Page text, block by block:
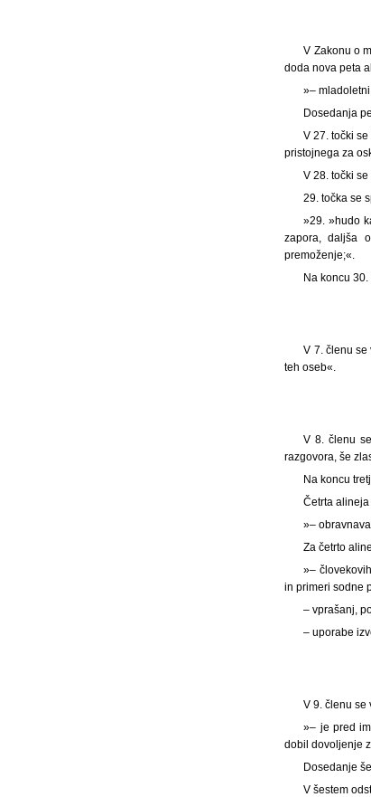
V Zakonu o
doda nova peta
»–
Dosedanja
V 27. točki
pristojnega za
V 28. točki
29. točka se
»29. »hudo
zapora, daljša
premoženje;«.
Na koncu
V 7. členu
teh oseb«.
V 8. členu
razgovora, še
Na koncu
Četrta
»–
Za četrto
»–
in primeri sodne
– vprašanj,
– uporabe
V 9. členu se
»– je pred
dobil dovoljenje
Dosedanje
V šestem